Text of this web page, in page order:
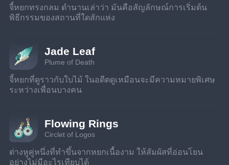
จี้หยกทรงกลม ตำนานเล่าว่า มันคือสัญลักษณ์การเริ่มต้น
พิธีกรรมของสถานที่ใดสักแห่ง
Jade Leaf
Plume of Death
จี้หยกที่ดูราวกับใบไม้ ในอดีตดูเหมือนจะมีความหมายพิเศษ
ระหว่างเพื่อนบางคน
Flowing Rings
Circlet of Logos
ต่างหูคู่หนึ่งที่ทำขึ้นจากหยกเนื้องาม ให้สัมผัสที่อ่อนโยน
อย่างไม่มีอะไรเทียบได้